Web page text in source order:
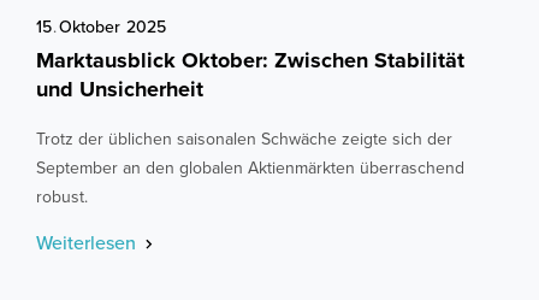
15.Oktober 2025
Marktausblick Oktober: Zwischen Stabilität
und Unsicherheit
Trotz der üblichen saisonalen Schwäche zeigte sich der
September an den globalen Aktienmärkten überraschend
robust.
Weiterlesen